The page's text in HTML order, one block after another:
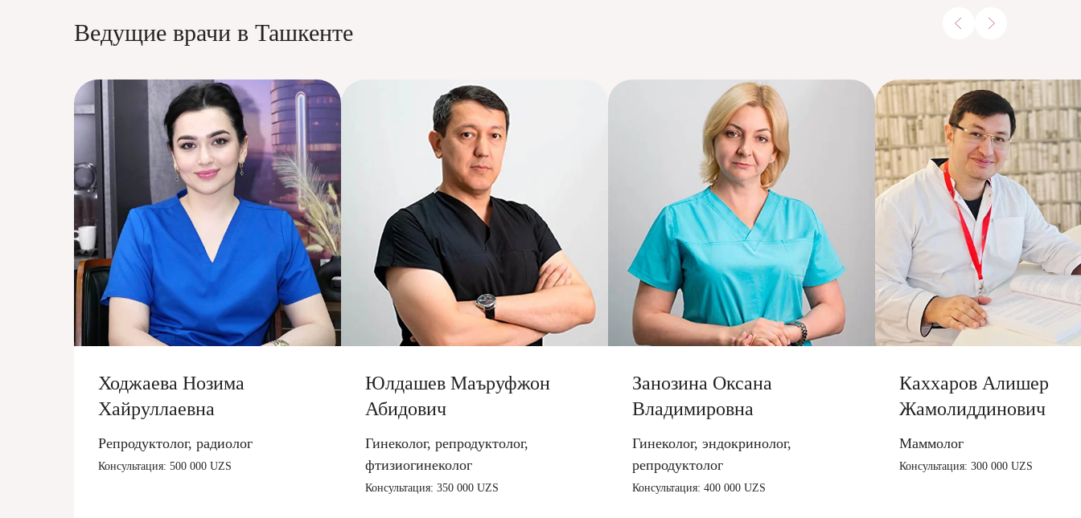
Ведущие врачи в Ташкенте
Ходжаева Нозима
Хайруллаевна
Репродуктолог, радиолог
Консультация: 500 000 UZS
Юлдашев Маъруфжон
Абидович
Гинеколог, репродуктолог,
фтизиогинеколог
Консультация: 350 000 UZS
Занозина Оксана
Владимировна
Гинеколог, эндокринолог,
репродуктолог
Консультация: 400 000 UZS
Каххаров Алишер
Жамолиддинович
Маммолог
Консультация: 300 000 UZS